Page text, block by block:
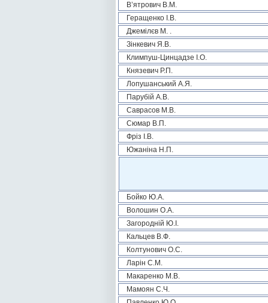
В’ятрович В.М.
Геращенко І.В.
Джемілєв М. .
Зінкевич Я.В.
Климпуш-Цинцадзе І.О.
Князевич Р.П.
Лопушанський А.Я.
Парубій А.В.
Саврасов М.В.
Сюмар В.П.
Фріз І.В.
Южаніна Н.П.
Бойко Ю.А.
Волошин О.А.
Загородній Ю.І.
Кальцев В.Ф.
Колтунович О.С.
Ларін С.М.
Макаренко М.В.
Мамоян С.Ч.